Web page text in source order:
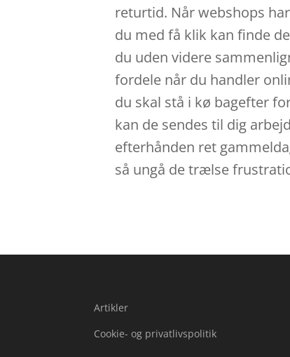
returtid. Når webshops
du med få klik kan finde
du uden videre
fordele når du handler
du skal stå i kø bagefter
kan de sendes til dig
efterhånden ret
så ungå de trælse
Artikler
Cookie- og privatlivspolitik